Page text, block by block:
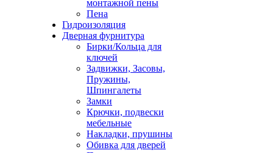
монтажной пены
Пена
Гидроизоляция
Дверная фурнитура
Бирки/Кольца для
ключей
Задвижки, Засовы,
Пружины,
Шпингалеты
Замки
Крючки, подвески
мебельные
Накладки, прушины
Обивка для дверей